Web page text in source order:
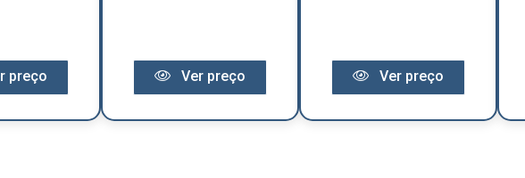
preço Ver preço Ver preço